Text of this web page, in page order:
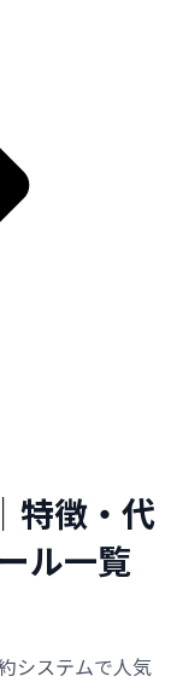
特徴・代
ル一覧
システムで人気